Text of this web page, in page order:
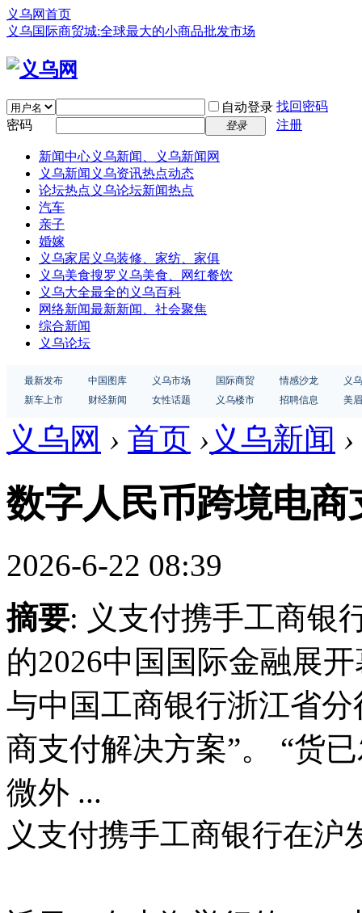
义乌网首页
义乌国际商贸城:全球最大的小商品批发市场
自动登录 找回密码
密码
登录 注册
新闻中心义乌新闻、义乌新闻网
义乌新闻 义乌资讯热点动态
论坛热点 义乌论坛新闻热点
汽车
亲子
婚嫁
义乌家居义乌装修、家纺、家俱
义乌美食搜罗义乌美食、网红餐饮
义乌大全最全的义乌百科
网络新闻最新新闻、社会聚焦
综合新闻
义乌论坛
最新发布 中国图库 义乌市场 国际商贸 情感沙龙
义
新车上市
财经新闻 女性话题 义乌楼市 招聘信息 美
义乌网 › 首页 › 义乌新闻 ›
数字人民币跨境电商
2026-6-22 08:39
摘要: 义支付携手工商银
的2026中国国际金融展
与中国工商银行浙江省
商支付解决方案”。 “货
微外 ...
义支付携手工商银行在沪